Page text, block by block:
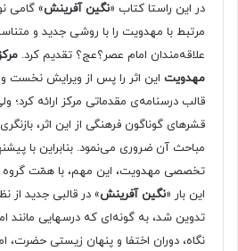
در این راستا کتاب «نگین آفرینش» گامی
مرتبط با مهدویت را با روشی جدید و
علاقه‌مندان امام‌ عصر؟عج؟ تقدیم کرد.
مهدویت این اثر را پس از ویرایش نخست
قالب درسنامه‌ی مقدماتی مرکز ارائه کرد؛
قشرهای گوناگون فرهنگی از این اثر،
مباحث آن ضروری می‌نمود. بنابراین با
تخصصی مهدویت، این مهم، با همّت گروه
این بار «نگین آفرینش» در قالبی جدید از
تدوین شد، به گونه‌ای که درسهایی
نگاه، دوران اختفا و پنهان زیستی حضرت،